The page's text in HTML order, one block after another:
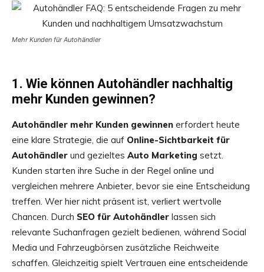
Mehr Kunden für Autohändler
1. Wie können Autohändler nachhaltig
mehr Kunden gewinnen?
Autohändler mehr Kunden gewinnen erfordert heute
eine klare Strategie, die auf Online-Sichtbarkeit für
Autohändler und gezieltes Auto Marketing setzt.
Kunden starten ihre Suche in der Regel online und
vergleichen mehrere Anbieter, bevor sie eine Entscheidung
treffen. Wer hier nicht präsent ist, verliert wertvolle
Chancen. Durch SEO für Autohändler lassen sich
relevante Suchanfragen gezielt bedienen, während Social
Media und Fahrzeugbörsen zusätzliche Reichweite
schaffen. Gleichzeitig spielt Vertrauen eine entscheidende